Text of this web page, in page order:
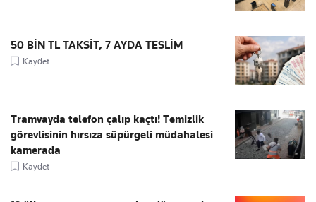
50 BİN TL TAKSİT, 7 AYDA TESLİM
Kaydet
Tramvayda telefon çalıp kaçtı! Temizlik
görevlisinin hırsıza süpürgeli müdahalesi
kamerada
Kaydet